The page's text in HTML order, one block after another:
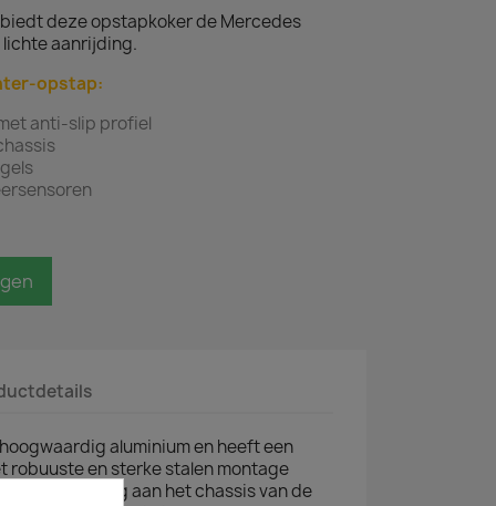
deze opstapkoker de Mercedes
aanrijding.
opstap:
anti-slip profiel
aluminium en heeft een
robuuste en sterke stalen montage
eenvoudig aan het chassis van de